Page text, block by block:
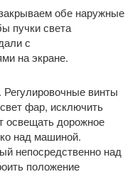
обе наружные
пучки света
с
на экране.
Регулировочные винты
фар, исключить
освещать дорожное
над машиной.
непосредственно над
положение